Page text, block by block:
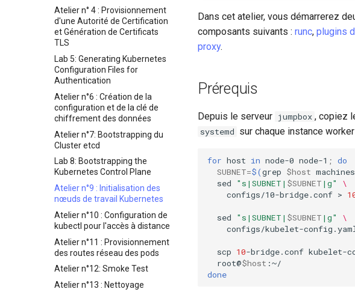
Atelier n° 4 : Provisionnement
d'une Autorité de Certification
et Génération de Certificats
TLS
Lab 5: Generating Kubernetes
Configuration Files for
Authentication
Atelier n°6 : Création de la
configuration et de la clé de
chiffrement des données
Atelier n°7: Bootstrapping du
Cluster etcd
Lab 8: Bootstrapping the
Kubernetes Control Plane
Atelier n°9 : Initialisation des
nœuds de travail Kubernetes
Atelier n°10 : Configuration de
kubectl pour l'accès à distance
Atelier n°11 : Provisionnement
des routes réseau des pods
Atelier n°12: Smoke Test
Atelier n°13 : Nettoyage
Dans cet atelier, vous démarrerez
composants suivants : runc, plugins
proxy.
Prérequis
Depuis le serveur jumpbox , copiez
systemd sur chaque instance worker
for host in node-0 node-1 ; do
SUBNET=$(grep $host
sed
"s|SUBNET| $SUBNET |g"
\
configs/10-bridge.conf >
sed "s|SUBNET| $SUBNET |g"
\
configs/kubelet-config.yaml
scp 10-bridge.conf kubelet-
root@$host
done